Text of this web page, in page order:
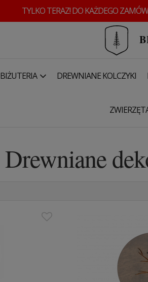
TYLKO TERAZ! DO KAŻDEGO
BIŻUTERIA DREWNIANE KOLCZYKI
Drewniane